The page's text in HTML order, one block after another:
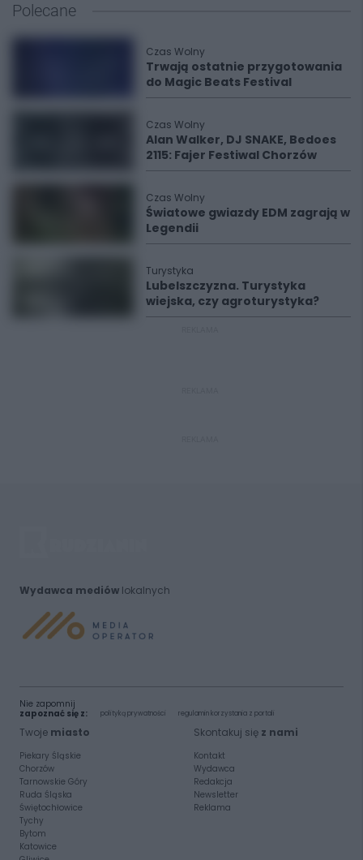
Polecane
Czas Wolny
Trwają ostatnie przygotowania
do Magic Beats Festival
Czas Wolny
Alan Walker, DJ SNAKE, Bedoes
2115: Fajer Festiwal Chorzów
Czas Wolny
Światowe gwiazdy EDM zagrają w
Legendii
Turystyka
Lubelszczyzna. Turystyka
wiejska, czy agroturystyka?
Wydawca mediówlokalnych
Nie zapomnij
zapoznać się z:
polityką prywatności regulamin korzystania z portali
Twoje miasto
Piekary Śląskie
Chorzów
Tarnowskie Góry
Ruda Śląska
Świętochłowice
Tychy
Bytom
Katowice
Skontakuj się z nami
Kontakt
Wydawca
Redakcja
Newsletter
Reklama